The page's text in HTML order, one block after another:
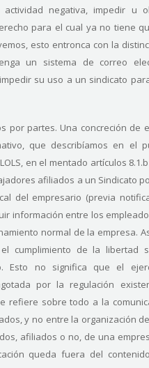
negativa, impedir u
para el cual ya no tiene
esto entronca con la
un sistema de correo
su uso a un sindicato
por partes. Una concreción de
que describíamos en el
en el mentado artículos
afiliados a un Sindicato
del empresario (previa
información entre los
normal de la empresa.
cumplimiento de la libertad
Esto no significa que el
por la regulación
refiere sobre todo a la
y no entre la organización
afiliados o no, de una
queda fuera del